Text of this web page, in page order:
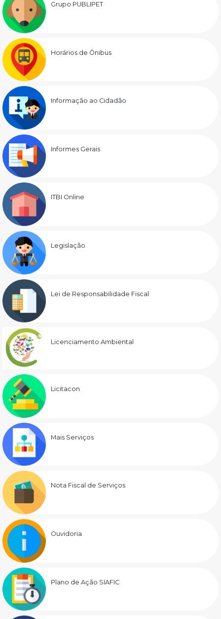
Grupo PUBLIPET
Horários de Ônibus
Informação ao Cidadão
Informes Gerais
ITBI Online
Legislação
Lei de Responsabilidade Fiscal
Licenciamento Ambiental
Licitacon
Mais Serviços
Nota Fiscal de Serviços
Ouvidoria
Plano de Ação SIAFIC